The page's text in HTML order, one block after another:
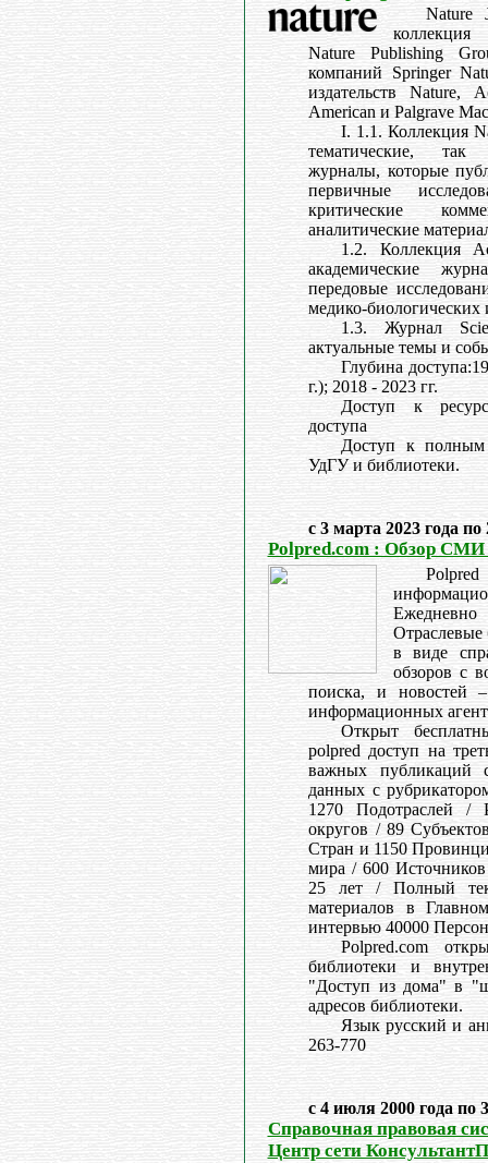
Nature
коллекция
Nature Publishing
компаний Springer
издательств Nature,
American и Palgrave
I. 1.1. Коллекция
тематические,
журналы, которые
первичные
критические
аналитические
1.2. Коллекция
академические
передовые
медико-биологических
1.3. Журнал
актуальные темы и
Глубина
г.); 2018 - 2023 гг.
Доступ к
доступа
Доступ к полным
УдГУ и библиотеки.
с 3 марта 2023 года
Polpred.com : Обзор СМИ
Отраслевые
в виде
обзоров с
поиска, и новостей
информационных
Открыт
polpred доступ на
важных публикаций
данных с
1270 Подотраслей /
округов / 89
Стран и 1150
мира / 600
25 лет / Полный
материалов в
интервью 40000
Polpred.com
библиотеки и
"Доступ из дома" в
адресов библиотеки.
Язык русский и
263-770
с 4 июля 2000 года по
Справочная правовая
Центр сети